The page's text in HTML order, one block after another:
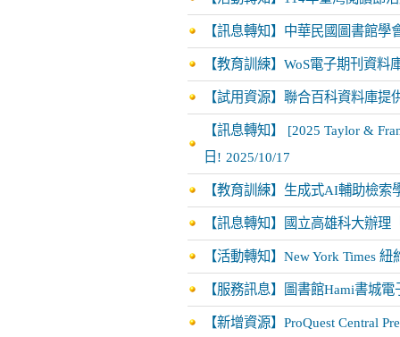
【訊息轉知】中華民國圖書館
【教育訓練】WoS電子期刊資
【試用資源】聯合百科資料庫提
【訊息轉知】 [2025 Taylor &
日! 2025/10/17
【教育訓練】生成式AI輔助檢索
【訊息轉知】國立高雄科大辦
【活動轉知】New York Times
【服務訊息】圖書館Hami書城
【新增資源】ProQuest Central